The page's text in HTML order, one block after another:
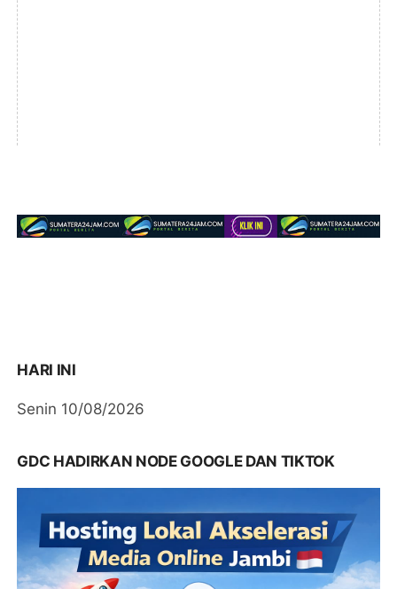
HARI INI
Senin 10/08/2026
GDC HADIRKAN NODE GOOGLE DAN TIKTOK